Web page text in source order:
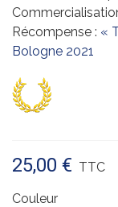
Récompense : «
Bologne 2021
25,00 € TTC
Couleur